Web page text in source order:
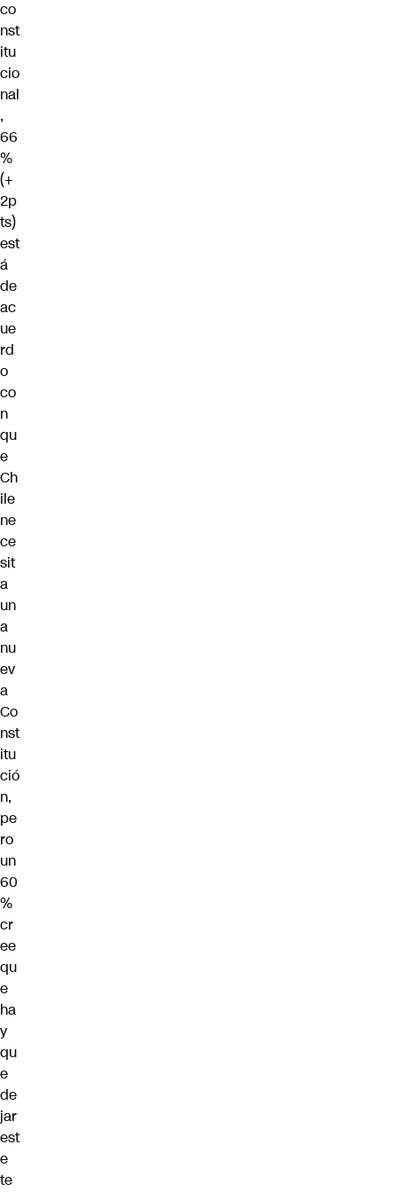
co
nst
itu
cio
nal
,
66
%
(+
2p
ts)
est
á
de
ac
ue
rd
o
co
n
qu
e
Ch
ile
ne
ce
sit
a
un
a
nu
ev
a
Co
nst
itu
ció
n,
pe
ro
un
60
%
cr
ee
qu
e
ha
y
qu
e
de
jar
est
e
te